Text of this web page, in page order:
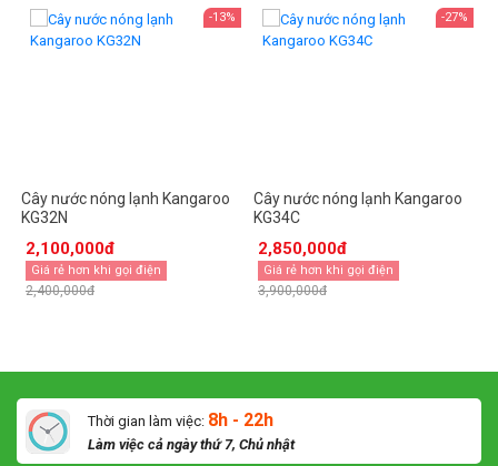
-13%
Cây nước nóng lạnh Kangaroo
KG32N
2,100,000đ
Giá rẻ hơn khi gọi điện
2,400,000đ
-27%
Cây nước nóng lạnh Kangaroo
KG34C
2,850,000đ
Giá rẻ hơn khi gọi điện
3,900,000đ
Thời gian làm việc: 8h - 22h
Làm việc cả ngày thứ 7, Chủ nhật